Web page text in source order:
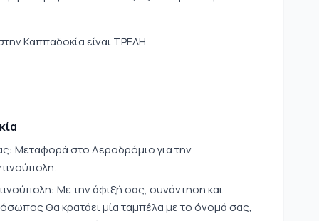
Καππαδοκία είναι ΤΡΕΛΗ.
Μεταφορά στο Αεροδρόμιο για την
Με την άφιξή σας, συνάντηση και
θα κρατάει μία ταμπέλα με το όνομά σας,